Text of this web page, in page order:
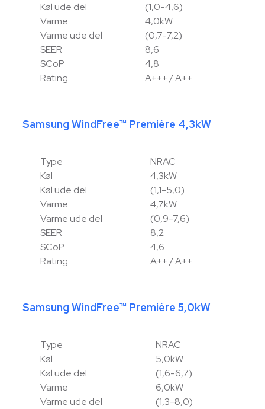
Køl ude del
(1,0-4,6)
Varme
4,0kW
Varme ude del
(0,7-7,2)
SEER
8,6
SCoP
4,8
Rating
A+++ / A++
Samsung WindFree™ Première 4,3kW
Type
NRAC
Køl
4,3kW
Køl ude del
(1,1-5,0)
Varme
4,7kW
Varme ude del
(0,9-7,6)
SEER
8,2
SCoP
4,6
Rating
A++ / A++
Samsung WindFree™ Première 5,0kW
Type
NRAC
Køl
5,0kW
Køl ude del
(1,6-6,7)
Varme
6,0kW
Varme ude del
(1,3-8,0)